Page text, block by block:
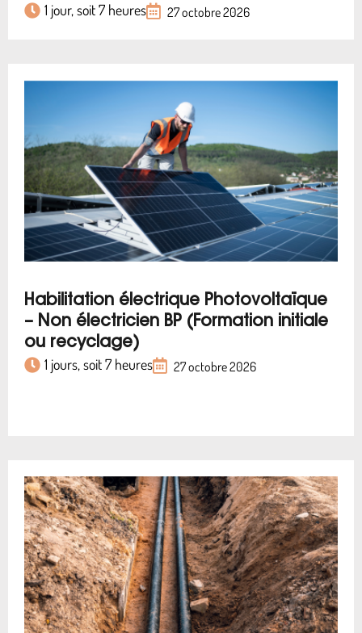
1 jour, soit 7 heures 27 octobre 2026
Habilitation électrique Photovoltaïque
– Non électricien BP (Formation initiale
ou recyclage)
1 jours, soit 7 heures 27 octobre 2026